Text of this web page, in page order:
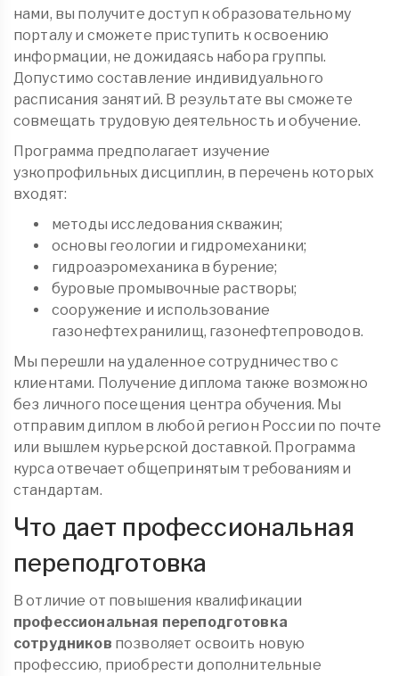
нами, вы получите доступ к образовательному
порталу и сможете приступить к освоению
информации, не дожидаясь набора группы.
Допустимо составление индивидуального
расписания занятий. В результате вы сможете
совмещать трудовую деятельность и обучение.
Программа предполагает изучение
узкопрофильных дисциплин, в перечень которых
входят:
методы исследования скважин;
основы геологии и гидромеханики;
гидроаэромеханика в бурение;
буровые промывочные растворы;
сооружение и использование
газонефтехранилищ, газонефтепроводов.
Мы перешли на удаленное сотрудничество с
клиентами. Получение диплома также возможно
без личного посещения центра обучения. Мы
отправим диплом в любой регион России по почте
или вышлем курьерской доставкой. Программа
курса отвечает общепринятым требованиям и
стандартам.
Что дает профессиональная
переподготовка
В отличие от повышения квалификации
профессиональная переподготовка
сотрудников позволяет освоить новую
профессию, приобрести дополнительные